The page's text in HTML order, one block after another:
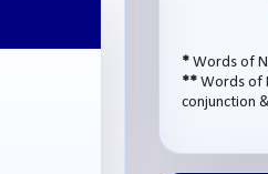
* Words of
** Words of
conjunction